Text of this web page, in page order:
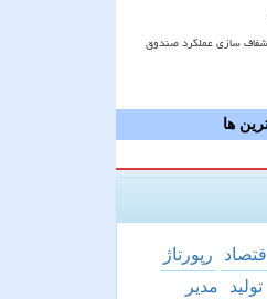
شفاف سازی عملکرد صندوق
ها
اقتصاد
رپورتاژ
تولید مدیر